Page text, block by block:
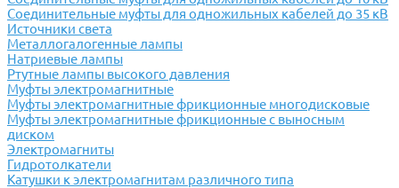
Соединительные муфты для одножильных кабелей до 35 кВ
Источники света
Металлогалогенные лампы
Натриевые лампы
Ртутные лампы высокого давления
Муфты электромагнитные
Муфты электромагнитные фрикционные многодисковые
Муфты электромагнитные фрикционные с выносным
диском
Электромагниты
Гидротолкатели
Катушки к электромагнитам различного типа